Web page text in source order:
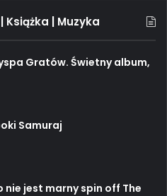
| Muzyka
Gratów. Świetny album,
Samuraj
nie jest marny spin off The